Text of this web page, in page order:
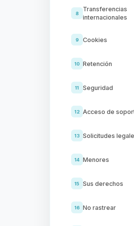
8
Transferencias
internacionales
9 Cookies
10 Retención
11 Seguridad
12 Acceso de
13 Solicitudes
14 Menores
15 Sus derechos
16 No rastrear